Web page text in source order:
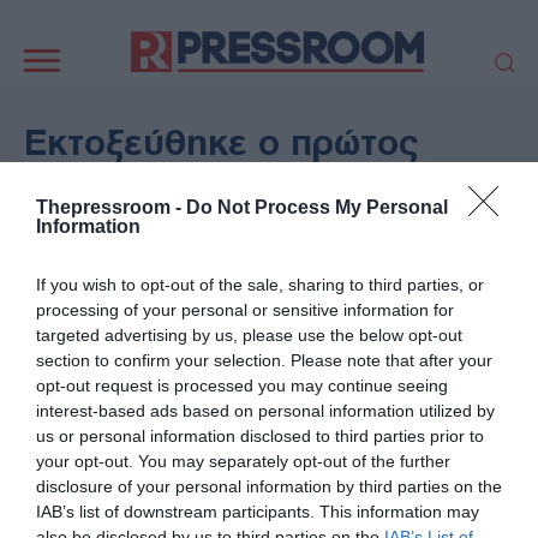
Thepressroom - Do Not Process My Personal
Information
If you wish to opt-out of the sale, sharing to third parties, or
processing of your personal or sensitive information for
targeted advertising by us, please use the below opt-out
section to confirm your selection. Please note that after your
opt-out request is processed you may continue seeing
interest-based ads based on personal information utilized by
us or personal information disclosed to third parties prior to
your opt-out. You may separately opt-out of the further
disclosure of your personal information by third parties on the
IAB’s list of downstream participants. This information may
πλοήγηση
ΠΟΛΙΤΙΚΗ
ΤΟΥΡΚΙΑ
ΟΙΚΟΝΟΜΙΑ
ΕΛΛΑΔΑ
ΕΚΚΛΗΣΙΑ
ΑΜΥΝΑ
ΔΙΕΘΝΗ
SPORTS
ΑΥΤΟΔΙΟΙΚΗΣΗ
AUTO - MOTO
ΓΑΣΤΡΟΝΟΜΙΑ
ΥΓΕΙΑ
ΤΕΧΝΟΛΟΓΙΑ
ΠΑΡΑΞΕΝΑ
ΖΩΔΙΑ
ΑΡΘΡΟΓΡΑΦΙΑ
Εκτοξεύθηκε ο πρώτος
σημαία στο διάστημα - Θα
ενισχύει την πολιτική
προστασία
ΕΛΛΑΔΑ
24/06/2025 - 11:00